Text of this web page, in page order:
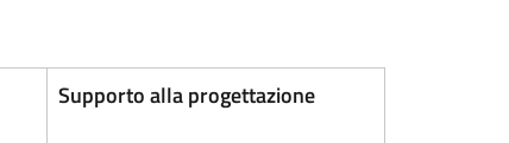
Supporto alla progettazione